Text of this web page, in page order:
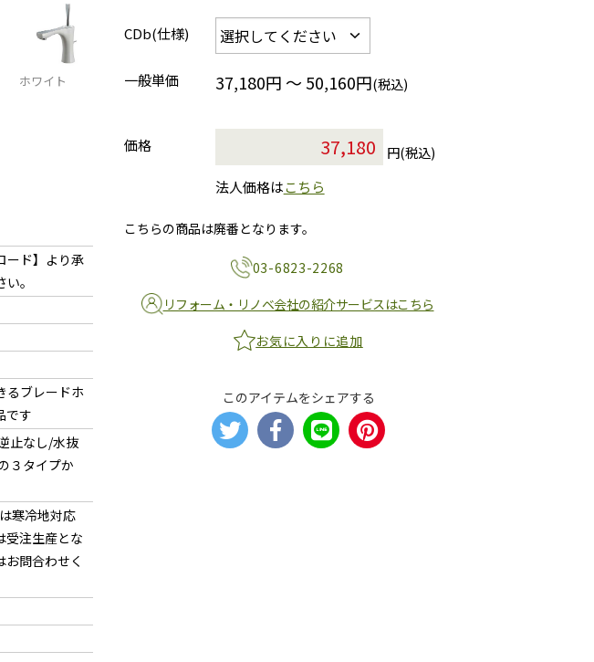
ホワイト
ード】より承
。
るブレードホ
です
止なし/水抜
３タイプか
寒冷地対応
受注生産とな
お問合わせく
CDb(仕様)
一般単価 37,180円 ～ 50,160円(税込)
価格
円(税込)
法人価格はこちら
こちらの商品は廃番となります。
03-6823-2268
リフォーム・リノベ会社の紹介サービスはこちら
お気に入りに追加
このアイテムをシェアする